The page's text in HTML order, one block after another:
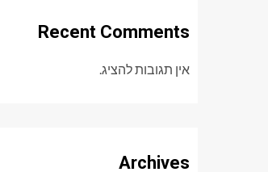
Recent Comments
אין תגובות להציג.
Archives